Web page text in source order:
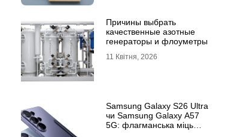
Причины выбрать
качественные азотные
генераторы и флоуметры
11 Квітня, 2026
Samsung Galaxy S26 Ultra
чи Samsung Galaxy A57
5G: флагманська міць